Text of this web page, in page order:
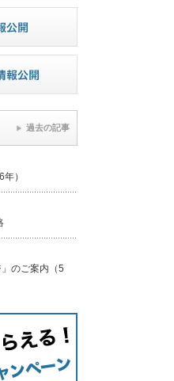
）
のご案内（5
過去の記事